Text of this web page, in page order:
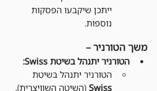
ייתכן שיקבעו הפסקות
נוספות.
משך הטורניר –
הטורניר יתנהל בשיטת Swiss:
הטורניר יתנהל בשיטת
Swiss (השיטה השוויצרית),